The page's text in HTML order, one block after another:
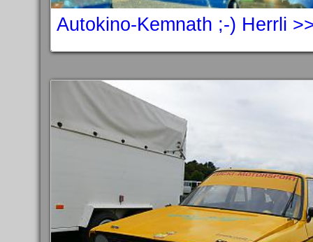
Autokino-Kemnath ;-) Herrli